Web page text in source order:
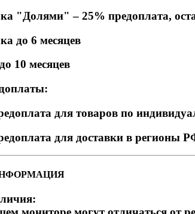
"Долями" – 25% предоплата,
до 6 месяцев
10 месяцев
для товаров по
для доставки в регионы